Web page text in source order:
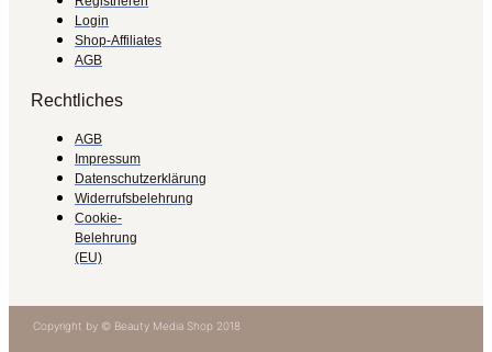
Login
Shop-Affiliates
AGB
Rechtliches
AGB
Impressum
Datenschutzerklärung
Widerrufsbelehrung
Cookie-
Belehrung
(EU)
Copyright by © Beauty Media Shop 2018